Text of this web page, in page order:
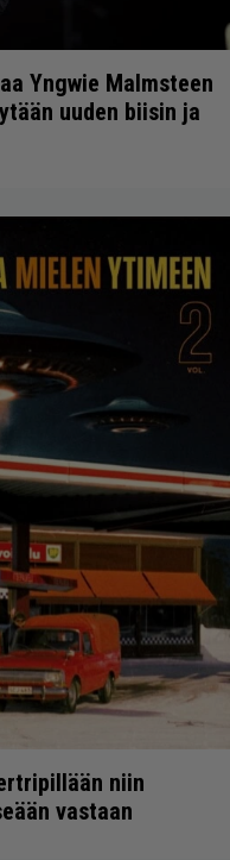
Yngwie Malmsteen
uuden biisin ja
niin
vastaan